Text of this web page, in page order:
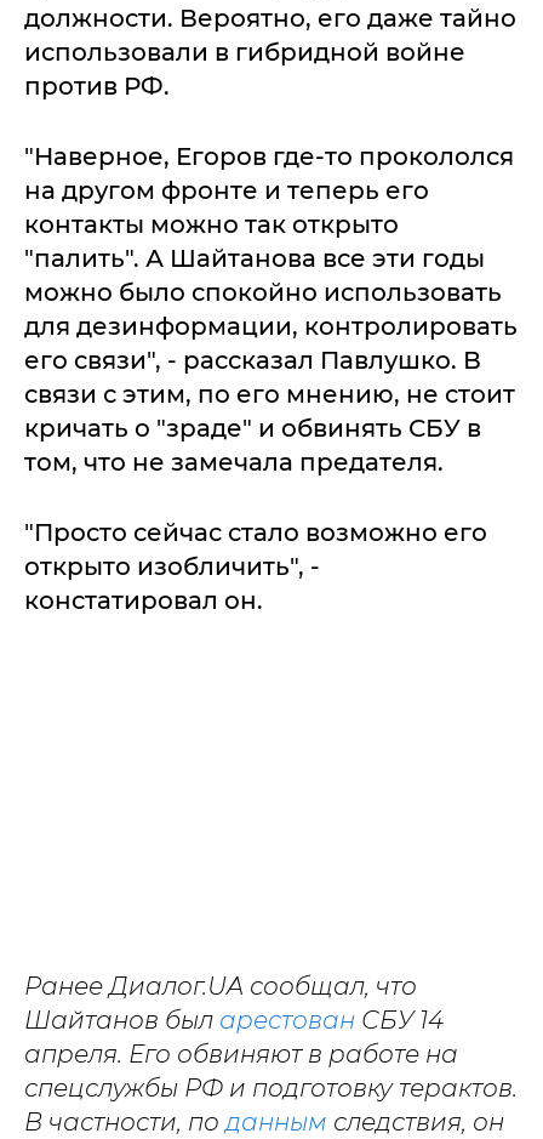
должности. Вероятно, его даже тайно
использовали в гибридной войне
против РФ.
"Наверное, Егоров где-то прокололся
на другом фронте и теперь его
контакты можно так открыто
"палить". А Шайтанова все эти годы
можно было спокойно использовать
для дезинформации, контролировать
его связи", - рассказал Павлушко. В
связи с этим, по его мнению, не стоит
кричать о "зраде" и обвинять СБУ в
том, что не замечала предателя.
"Просто сейчас стало возможно его
открыто изобличить", -
констатировал он.
Ранее Диалог.UA сообщал, что
Шайтанов был арестован СБУ 14
апреля. Его обвиняют в работе на
спецслужбы РФ и подготовку терактов.
В частности, по данным следствия, он